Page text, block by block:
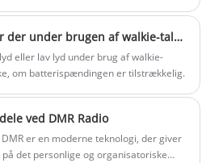
Hvilke problemer er der under brugen af ​​walkie-talkies, og hvordan man reparerer dem
eller lav lyd under brug af walkie-
om batterispændingen er tilstrækkelig.
ved DMR Radio
er en moderne teknologi, der giver
det personlige og organisatoriske